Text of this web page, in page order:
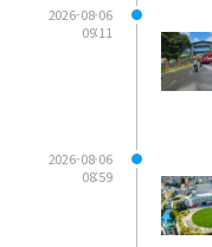
2026-08-06
09:11
2026-08-06
08:59